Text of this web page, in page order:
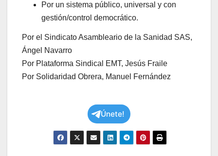
Por un sistema público, universal y con
gestión/control democrático.
Por el Sindicato Asambleario de la Sanidad SAS,
Ángel Navarro
Por Plataforma Sindical EMT, Jesús Fraile
Por Solidaridad Obrera, Manuel Fernández
Únete!